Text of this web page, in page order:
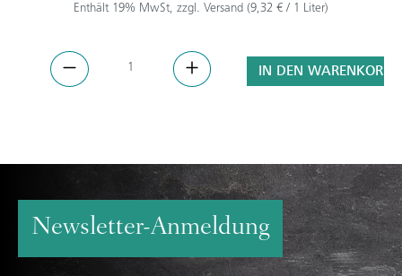
Enthält 19% MwSt, zzgl. Versand (9,32 € / 1 Liter)
IN DEN WARENKORB
Newsletter-Anmeldung